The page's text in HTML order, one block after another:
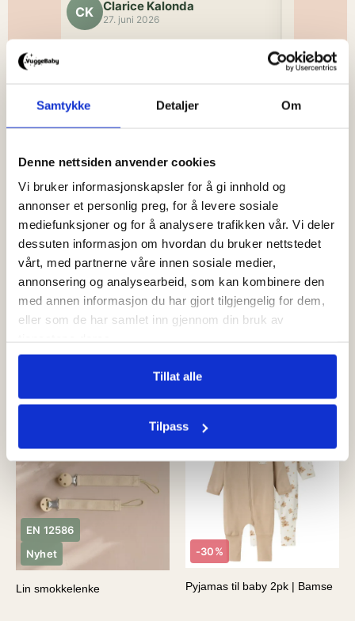
Samtykke Detaljer Om
Denne nettsiden anvender cookies
Vi bruker informasjonskapsler for å gi innhold og
annonser et personlig preg, for å levere sosiale
mediefunksjoner og for å analysere trafikken vår. Vi deler
dessuten informasjon om hvordan du bruker nettstedet
vårt, med partnerne våre innen sosiale medier,
annonsering og analysearbeid, som kan kombinere den
med annen informasjon du har gjort tilgjengelig for dem,
eller som de har samlet inn gjennom din bruk av
Tillat alle
Tilpass
CK Clarice Kalonda
27. juni 2026
babyen 😊
Trustpilot
Flotte
Trustpilot
Andre kjøpte også
Nyhet
EN 12586
Lin smokkelenke
-30%
Pyjamas til baby 2pk | Bamse